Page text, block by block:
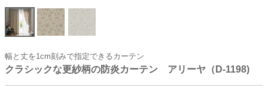
幅と丈を1cm刻みで指定できるカーテン
クラシックな更紗柄の防炎カーテン アリーヤ（D-1198)